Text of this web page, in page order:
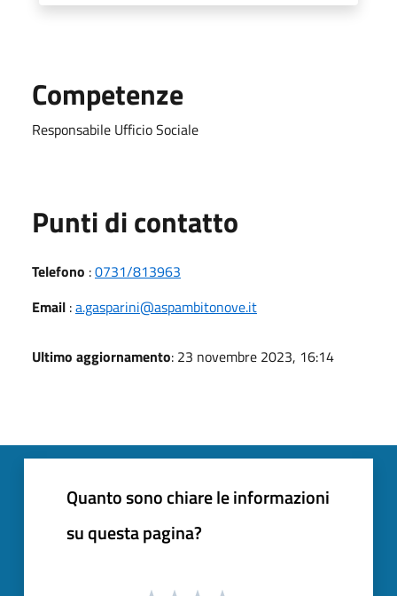
Competenze
Responsabile Ufficio Sociale
Punti di contatto
Telefono :0731/813963
Email :a.gasparini@aspambitonove.it
Ultimo aggiornamento: 23 novembre 2023, 16:14
Quanto sono chiare le informazioni
su questa pagina?